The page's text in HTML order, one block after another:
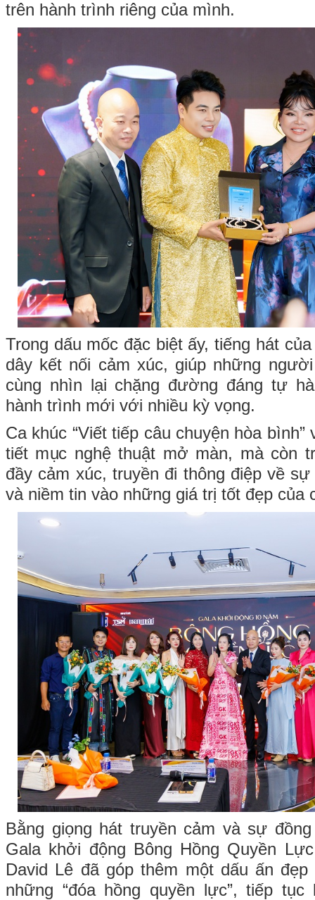
trên hành trình riêng của mình.
Trong dấu mốc đặc biệt ấy, tiếng hát
dây kết nối cảm xúc, giúp những
cùng nhìn lại chặng đường đáng tự
hành trình mới với nhiều kỳ vọng.
Ca khúc “Viết tiếp câu chuyện hòa
tiết mục nghệ thuật mở màn, mà còn
đầy cảm xúc, truyền đi thông điệp về
và niềm tin vào những giá trị tốt đẹp của
Bằng giọng hát truyền cảm và sự
Gala khởi động Bông Hồng Quyền
David Lê đã góp thêm một dấu ấn
những “đóa hồng quyền lực”, tiếp